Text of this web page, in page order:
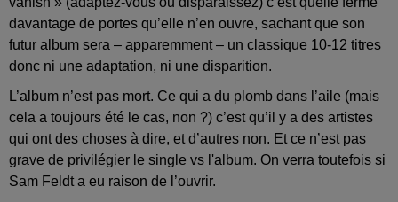
davantage de portes qu’elle n’en ouvre, sachant que son
futur album sera – apparemment – un classique 10-12 titres
donc ni une adaptation, ni une disparition.
L’album n’est pas mort. Ce qui a du plomb dans l’aile (mais
cela a toujours été le cas, non ?) c’est qu’il y a des artistes
qui ont des choses à dire, et d’autres non. Et ce n’est pas
grave de privilégier le single vs l'album. On verra toutefois si
Sam Feldt a eu raison de l’ouvrir.